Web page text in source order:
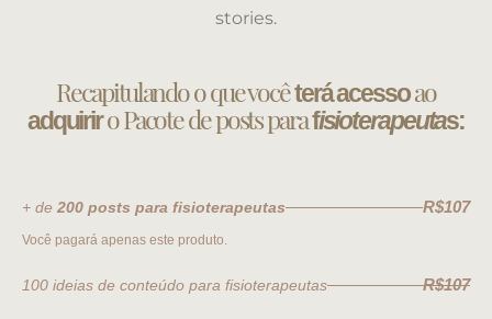
stories.
Recapitulando o que vocêterá acessoao
adquiriro Pacote de posts parafisioterapeutas:
+ de 200 posts para fisioterapeutas R$107
Você pagará apenas este produto.
100 ideias de conteúdo para fisioterapeutas R$107